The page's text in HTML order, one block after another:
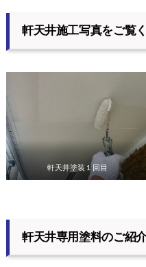
軒天井施工写真をご覧
軒天井塗装１回目
軒天井専用塗料のご紹